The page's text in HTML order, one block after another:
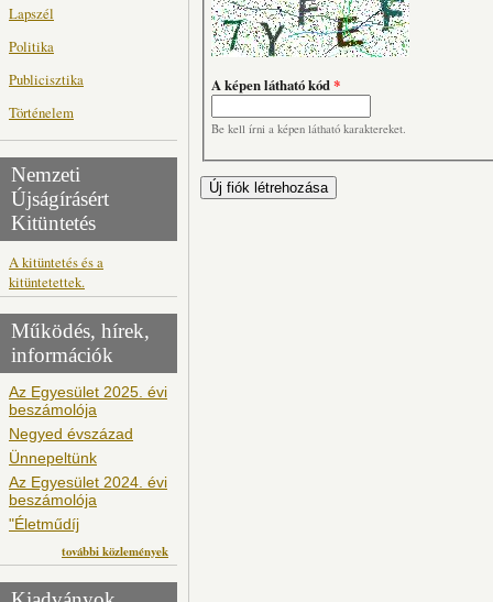
Lapszél
Politika
Publicisztika
Történelem
Nemzeti
Újságírásért
Kitüntetés
A kitüntetés és a
kitüntetettek.
Működés, hírek,
információk
Az Egyesület 2025. évi
beszámolója
Negyed évszázad
Ünnepeltünk
Az Egyesület 2024. évi
beszámolója
"Életműdíj
további közlemények
A képen látható kód*
Be kell írni a képen látható karaktereket.